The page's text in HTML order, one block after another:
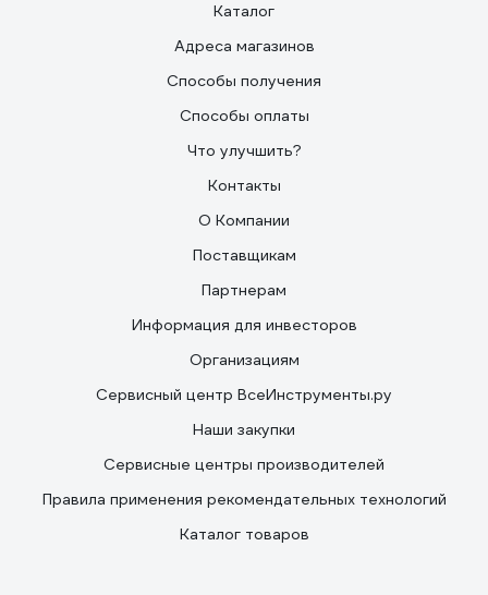
Каталог
Адреса магазинов
Способы получения
Способы оплаты
Что улучшить?
Контакты
О Компании
Поставщикам
Партнерам
Информация для инвесторов
Организациям
Сервисный центр ВсеИнструменты.ру
Наши закупки
Сервисные центры производителей
Правила применения рекомендательных технологий
Каталог товаров